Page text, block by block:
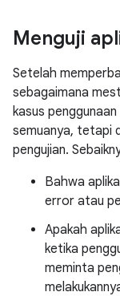
Menguji
Setelah
sebagaimana
kasus
semuanya, tetapi
pengujian.
Bahwa
error atau
Apakah
ketika
meminta